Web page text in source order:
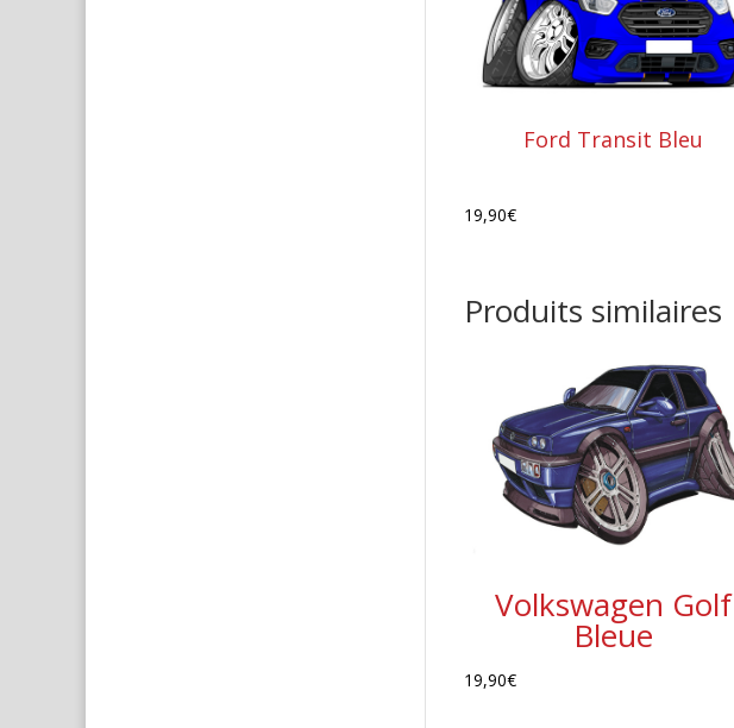
Ford Transit Bleu
19,90€
Produits similaires
Volkswagen Golf
Bleue
19,90€